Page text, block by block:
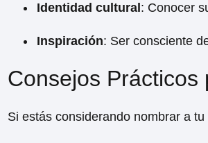
Identidad cultural : Conocer
Inspiración: Ser consciente
Consejos
Si estás considerando nombrar a